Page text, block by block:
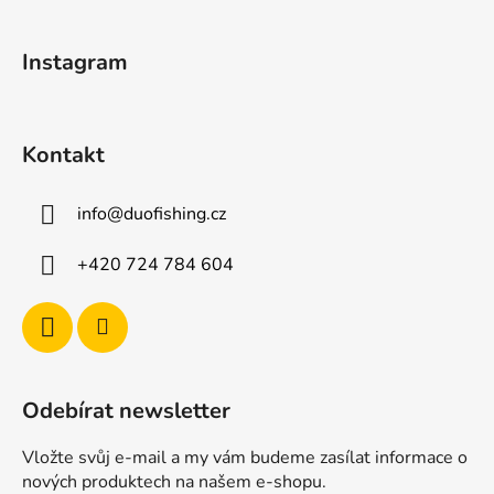
Instagram
Kontakt
info@duofishing.cz
+420 724 784 604
Odebírat newsletter
Vložte svůj e-mail a my vám budeme zasílat informace o
nových produktech na našem e-shopu.